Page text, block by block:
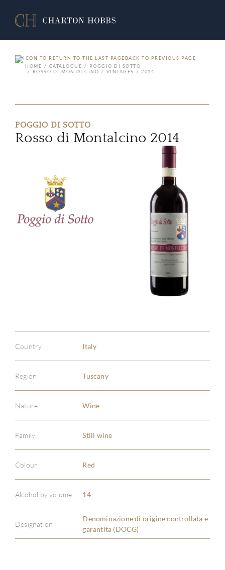
BACK TO PREVIOUS PAGE
HOME
CATALOGUE
POGGIO DI SOTTO
ROSSO DI MONTALCINO
VINTAGES 2014
POGGIO DI SOTTO
Rosso di Montalcino 2014
Country Italy
Region Tuscany
Nature Wine
Family Still wine
Colour Red
Alcohol by volume 14
Designation
Denominazione di origine controllata e
garantita (DOCG)